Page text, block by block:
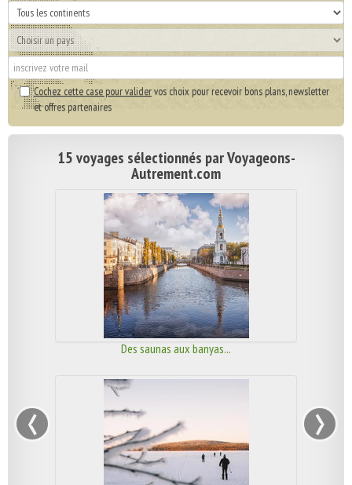
Cochez cette case pour validervos choix pour recevoir bons plans, newsletter
et offres partenaires
15 voyages sélectionnés par Voyageons-
Autrement.com
Des saunas aux banyas...
‹ ›